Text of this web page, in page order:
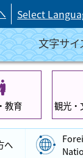
Select
文字サイ
教育 観光・
へ